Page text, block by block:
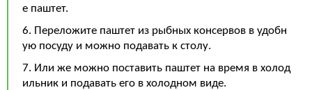
е паштет.
6. Переложите паштет из рыбных консервов в удобн
ую посуду и можно подавать к столу.
7. Или же можно поставить паштет на время в холод
ильник и подавать его в холодном виде.